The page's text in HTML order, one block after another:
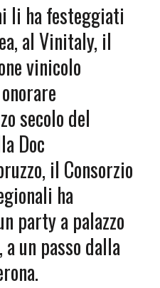
li ha festeggiati
al Vinitaly, il
vinicolo
secolo del
Doc
il Consorzio
ha
party a palazzo
un passo dalla